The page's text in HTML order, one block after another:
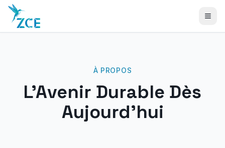
À PROPOS
L'Avenir Durable Dès
Aujourd'hui